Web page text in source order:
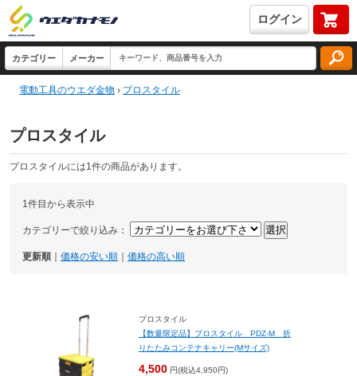
ログイン
電動工具のウエダ金物 › プロスタイル
プロスタイル
プロスタイルには1件の商品があります。
1件目から表示中
カテゴリーで絞り込み：
更新順 価格の安い順 価格の高い順
プロスタイル
【数量限定品】プロスタイル PDZ-M 折
りたたみコンテナキャリー(Mサイズ)
4,500 円(税込4,950円)